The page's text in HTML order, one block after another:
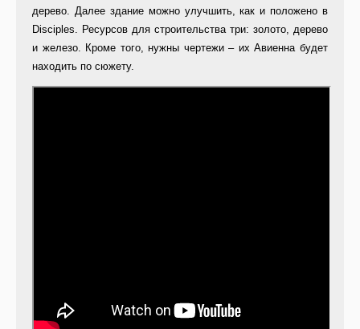
дерево. Далее здание можно улучшить, как и положено в
Disciples. Ресурсов для строительства три: золото, дерево
и железо. Кроме того, нужны чертежи – их Авиенна будет
находить по сюжету.